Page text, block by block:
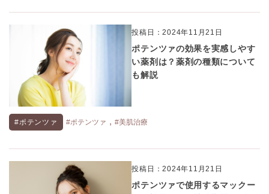
投稿日：2024年11月21日
ポテンツァの効果を実感しやす
い薬剤は？薬剤の種類について
も解説
#ポテンツァ #ポテンツァ , #美肌治療
投稿日：2024年11月21日
ポテンツァで使用するマックー